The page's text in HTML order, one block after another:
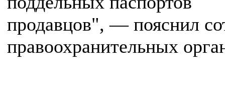
продавцов", — пояснил
правоохранительных